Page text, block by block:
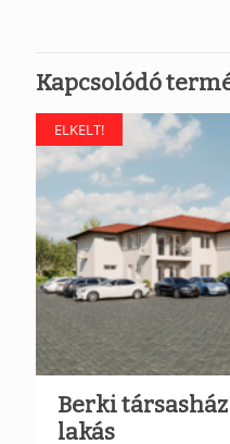
Kapcsolódó
ELKELT!
Berki
lakás